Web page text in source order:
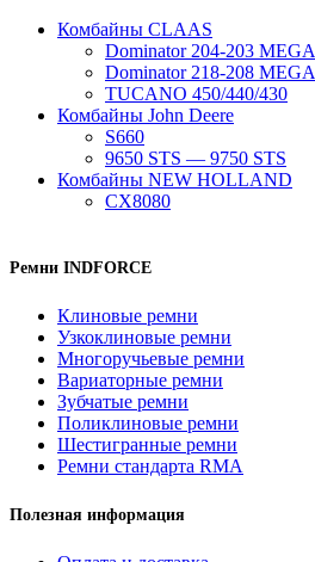
Комбайны CLAAS
Dominator 204-203 MEGA
Dominator 218-208 MEGA
TUCANO 450/440/430
Комбайны John Deere
S660
9650 STS — 9750 STS
Комбайны NEW HOLLAND
CX8080
Ремни INDFORCE
Клиновые ремни
Узкоклиновые ремни
Многоручьевые ремни
Вариаторные ремни
Зубчатые ремни
Поликлиновые ремни
Шестигранные ремни
Ремни стандарта RMA
Полезная информация